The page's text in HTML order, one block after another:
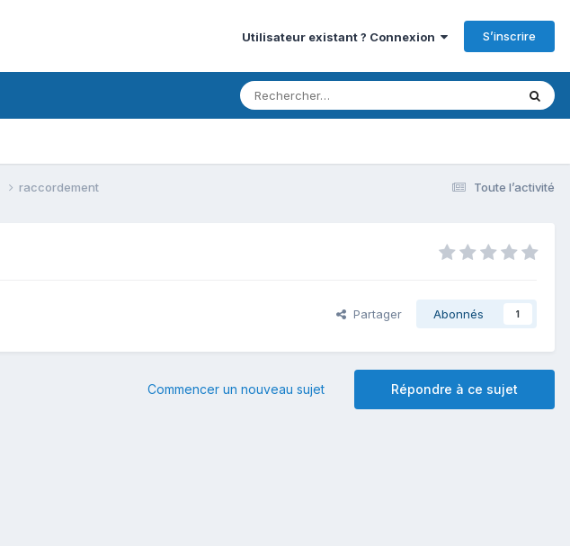
Utilisateur existant ? Connexion S’inscrire
Toute l’activité
raccordement
Partager Abonnés 1
Répondre à ce sujet
Commencer un nouveau sujet